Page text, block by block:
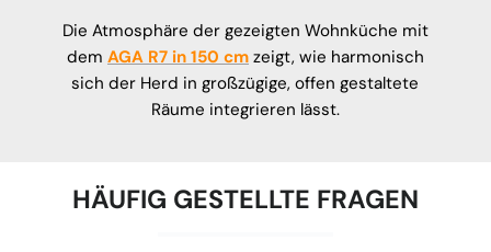
Die Atmosphäre der gezeigten Wohnküche mit
dem AGA R7 in 150 cmzeigt, wie harmonisch
sich der Herd in großzügige, offen gestaltete
Räume integrieren lässt.
HÄUFIG GESTELLTE FRAGEN